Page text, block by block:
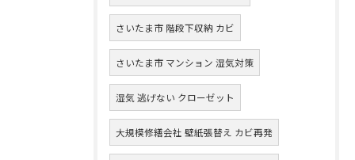
さいたま市 階段下収納 カビ
さいたま市 マンション 湿気対策
湿気 逃げない クローゼット
大規模修繕会社 壁紙張替え カビ再発